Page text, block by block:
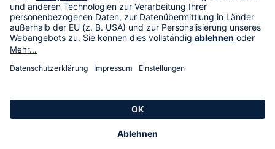
HSE International